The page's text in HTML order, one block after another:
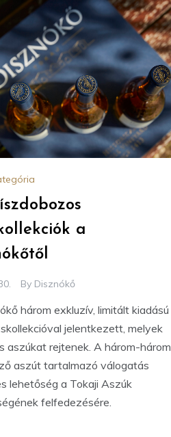
a
By Disznókő
három exkluzív, limitált kiadású
jelentkezett, melyek
aszúkat rejtenek. A három-három
aszút tartalmazó válogatás
lehetőség a Tokaji Aszúk
felfedezésére.